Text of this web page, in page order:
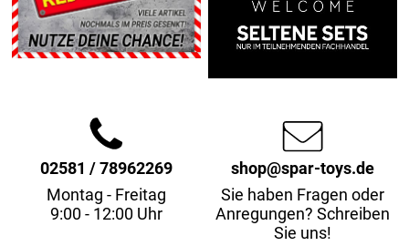
02581 / 78962269
Montag - Freitag
9:00 - 12:00 Uhr
shop@spar-toys.de
Sie haben Fragen oder
Anregungen? Schreiben
Sie uns!